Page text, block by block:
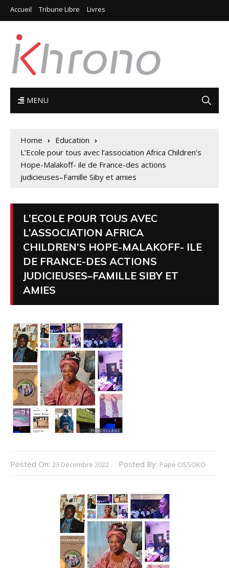
Accueil Tribune Libre Livres
MENU
Home
Education
L’Ecole pour tous avec l’association Africa Children’s
Hope-Malakoff- ile de France-des actions
judicieuses–Famille Siby et amies
L’ECOLE POUR TOUS AVEC
L’ASSOCIATION AFRICA
CHILDREN’S HOPE-MALAKOFF- ILE
DE FRANCE-DES ACTIONS
JUDICIEUSES–FAMILLE SIBY ET
AMIES
Posted On: 23 Décembre 2022 Posted By: Pape CISSOKO